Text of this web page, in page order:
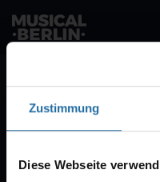
Zustimmung
Diese Webseite
Estaremos